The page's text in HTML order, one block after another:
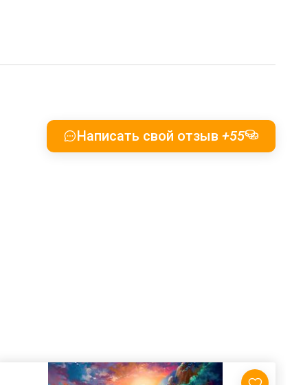
Написать свой отзыв +55